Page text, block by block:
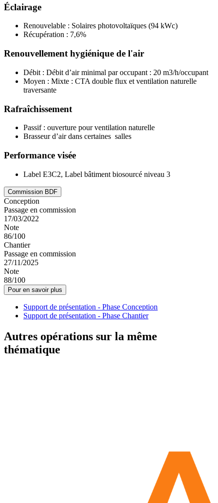
Éclairage
Renouvelable : Solaires photovoltaïques (94 kWc)
Récupération : 7,6%
Renouvellement hygiénique de l'air
Débit : Débit d’air minimal par occupant : 20 m3/h/occupant
Moyen : Mixte : CTA double flux et ventilation naturelle
traversante
Rafraîchissement
Passif : ouverture pour ventilation naturelle
Brasseur d’air dans certaines salles
Performance visée
Label E3C2, Label bâtiment biosourcé niveau 3
Commission BDF
Conception
Passage en commission
17/03/2022
Note
86/100
Chantier
Passage en commission
27/11/2025
Note
88/100
Pour en savoir plus
Support de présentation - Phase Conception
Support de présentation - Phase Chantier
Autres opérations sur la même
thématique